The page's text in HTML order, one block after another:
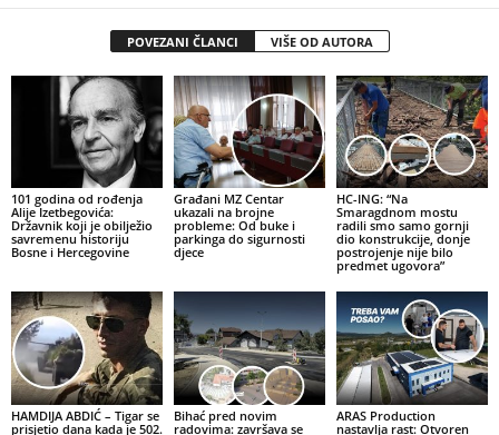
POVEZANI ČLANCI VIŠE OD AUTORA
101 godina od rođenja
Alije Izetbegovića:
Državnik koji je obilježio
savremenu historiju
Bosne i Hercegovine
Građani MZ Centar
ukazali na brojne
probleme: Od buke i
parkinga do sigurnosti
djece
HC-ING: “Na
Smaragdnom mostu
radili smo samo gornji
dio konstrukcije, donje
postrojenje nije bilo
predmet ugovora”
HAMDIJA ABDIĆ – Tigar se
prisjetio dana kada je 502.
Bihać pred novim
radovima: završava se
ARAS Production
nastavlja rast: Otvoren